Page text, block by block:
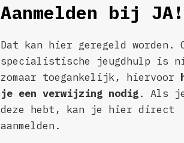
Aanmelden bij JA!
Dat kan hier geregeld worden.
specialistische jeugdhulp is
zomaar toegankelijk, hiervoor
je een verwijzing nodig. Als
deze hebt, kan je hier direct
aanmelden.